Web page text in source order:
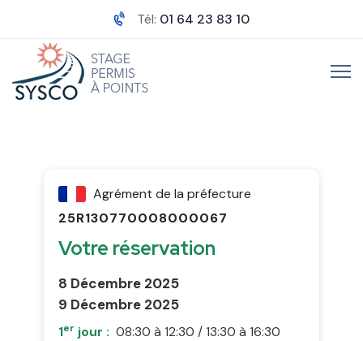
Tél: 01 64 23 83 10
Agrément de la préfecture
25R130770008000067
Votre réservation
8 Décembre 2025
9 Décembre 2025
1er jour : 08:30 à 12:30 / 13:30 à 16:30